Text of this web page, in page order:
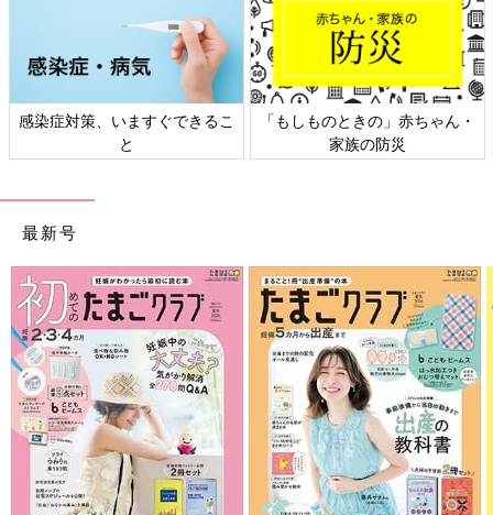
「もしものときの」赤ちゃん・
家族の防災
日本外来小児科学会リーフレ
ト検討会
最新号